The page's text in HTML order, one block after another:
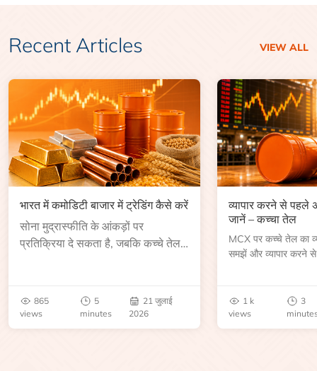
Recent Articles VIEW ALL
भारत में कमोडिटी बाजार में ट्रेडिंग कैसे करें
सोना मुद्रास्फीति के आंकड़ों पर
प्रतिक्रिया दे सकता है, जबकि कच्चे तेल
865
views
5
minutes
21 जुलाई
2026
व्यापार करने से पहले
जानें – कच्चा तेल
MCX पर कच्चे तेल का
समझें और व्यापार करने
जानें।1 k
views
3